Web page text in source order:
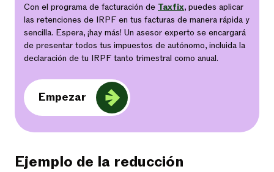
Con el programa de facturación de Taxfix, puedes aplicar
las retenciones de IRPF en tus facturas de manera rápida y
sencilla. Espera, ¡hay más! Un asesor experto se encargará
de presentar todos tus impuestos de autónomo, incluida la
declaración de tu IRPF tanto trimestral como anual.
Empezar
Ejemplo de la reducción